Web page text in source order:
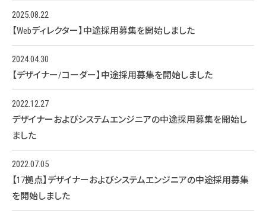
2025.08.22
【Webディレクター】中途採用募集を開始しました
2024.04.30
【デザイナー/コーダー】中途採用募集を開始しました
2022.12.27
デザイナーおよびシステムエンジニアの中途採用募集を開始し
ました
2022.07.05
【17拠点】デザイナーおよびシステムエンジニアの中途採用募集
を開始しました